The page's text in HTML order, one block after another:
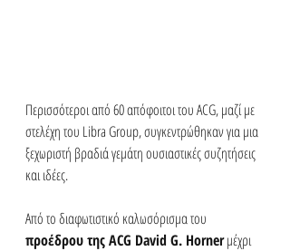
Περισσότεροι από 60 απόφοιτοι του ACG, μαζί με
στελέχη του Libra Group, συγκεντρώθηκαν για μια
ξεχωριστή βραδιά γεμάτη ουσιαστικές συζητήσεις
και ιδέες.
Από το διαφωτιστικό καλωσόρισμα του
προέδρου της ACG David G. Horner μέχρι